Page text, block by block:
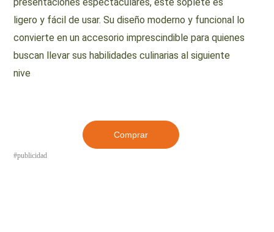
ligero y fácil de usar. Su diseño moderno y funcional lo
convierte en un accesorio imprescindible para quienes
buscan llevar sus habilidades culinarias al siguiente
nive
Comprar
#publicidad